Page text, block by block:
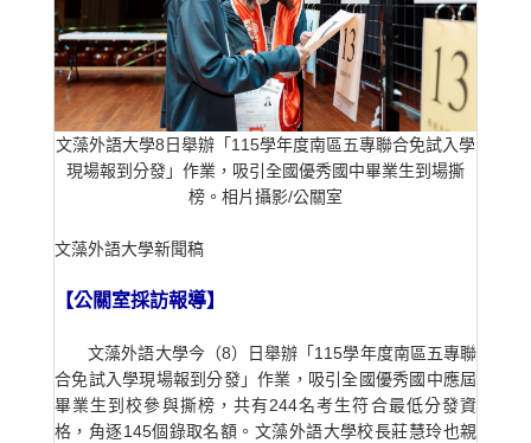
文藻外語大學8日舉辦「115學年度南區五專聯合免試入學
現場報到分發」作業，吸引全國優秀國中畢業生到場撕
榜。相片攝影/公關室
文藻外語大
【公關室採訪報導】
文藻外語大學今（8）日舉辦「115學年度南區五專聯
合免試入學現場報到分發」作業，吸引全國優秀國中應屆
畢業生到校參與撕榜，共有244名考生符合最低分發資
格，角逐145個錄取名額。文藻外語大學校長莊慧玲也親